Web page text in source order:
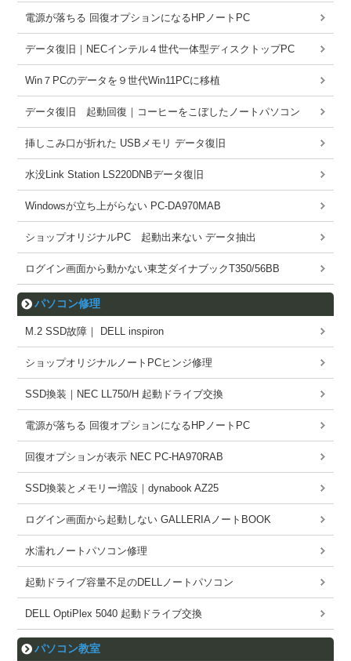
電源が落ちる 回復オプションになるHPノートPC
データ復旧｜NECインテル４世代一体型ディスクトップPC
Win７PCのデータを９世代Win11PCに移植
データ復旧 起動回復｜コーヒーをこぼしたノートパソコン
挿しこみ口が折れた USBメモリ データ復旧
水没Link Station LS220DNBデータ復旧
Windowsが立ち上がらない PC-DA970MAB
ショップオリジナルPC 起動出来ない データ抽出
ログイン画面から動かない東芝ダイナブックT350/56BB
パソコン修理
M.2 SSD故障｜ DELL inspiron
ショップオリジナルノートPCヒンジ修理
SSD換装｜NEC LL750/H 起動ドライブ交換
電源が落ちる 回復オプションになるHPノートPC
回復オプションが表示 NEC PC-HA970RAB
SSD換装とメモリー増設｜dynabook AZ25
ログイン画面から起動しない GALLERIAノートBOOK
水濡れノートパソコン修理
起動ドライブ容量不足のDELLノートパソコン
DELL OptiPlex 5040 起動ドライブ交換
パソコン教室